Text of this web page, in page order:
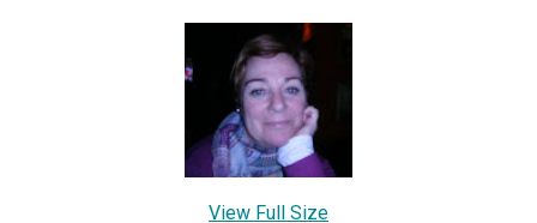
View Full Size